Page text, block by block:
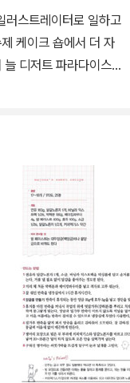
러스트레이터로 일하고
디저트 파라다이스
러버. blog.na